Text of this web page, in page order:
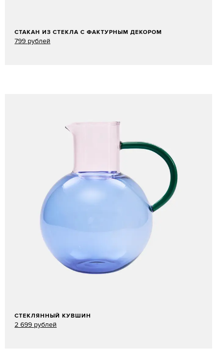
СТАКАН ИЗ СТЕКЛА С ФАКТУРНЫМ ДЕКОРОМ
799 рублей
СТЕКЛЯННЫЙ КУВШИН
2 699 рублей